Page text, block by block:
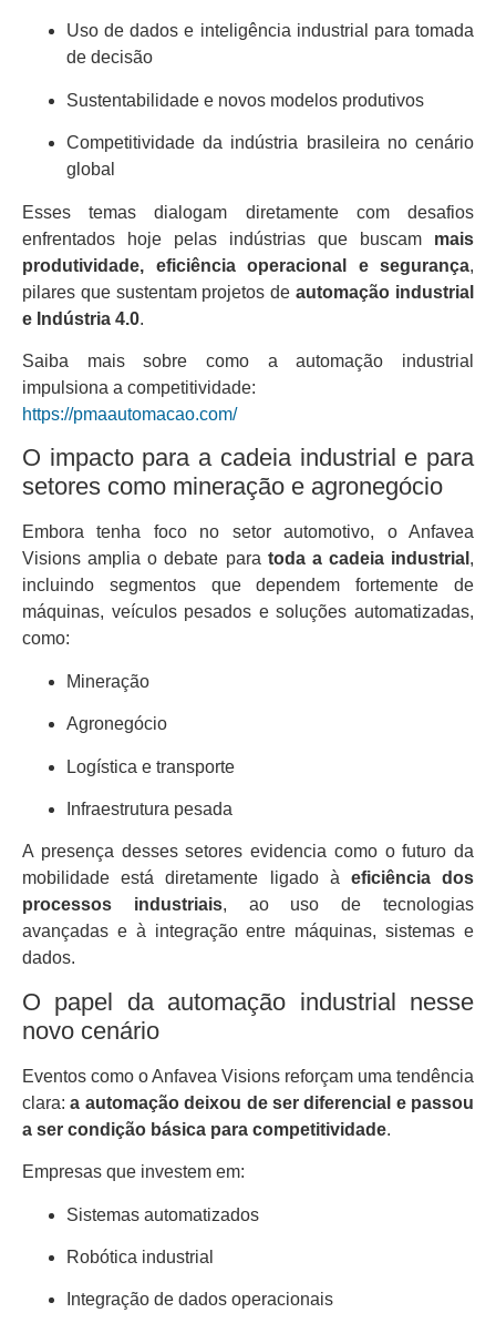
Uso de dados e inteligência industrial para tomada
de decisão
Sustentabilidade e novos modelos produtivos
Competitividade da indústria brasileira no cenário
global
Esses temas dialogam diretamente com desafios
enfrentados hoje pelas indústrias que buscam mais
produtividade, eficiência operacional e segurança,
pilares que sustentam projetos deautomação industrial
e Indústria 4.0.
Saiba mais sobre como a automação industrial
impulsiona a competitividade:
https://pmaautomacao.com/
O impacto para a cadeia industrial e para
setores como mineração e agronegócio
Embora tenha foco no setor automotivo, o Anfavea
Visions amplia o debate para toda a cadeia industrial ,
incluindo segmentos que dependem fortemente de
máquinas, veículos pesados e soluções automatizadas,
como:
Mineração
Agronegócio
Logística e transporte
Infraestrutura pesada
A presença desses setores evidencia como o futuro da
mobilidade está diretamente ligado à eficiência dos
processos industriais, ao uso de tecnologias
avançadas e à integração entre máquinas, sistemas e
dados.
O papel da automação industrial nesse
novo cenário
Eventos como o Anfavea Visions reforçam uma tendência
clara:a automação deixou de ser diferencial e passou
a ser condição básica para competitividade.
Empresas que investem em:
Sistemas automatizados
Robótica industrial
Integração de dados operacionais